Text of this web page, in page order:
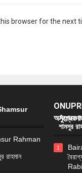
browser for the next
Rahman
Agune
শামসুর
1